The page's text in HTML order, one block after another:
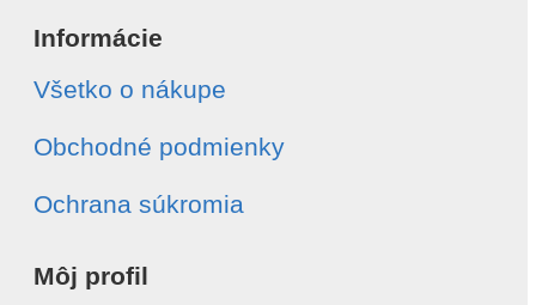
Informácie
Všetko o nákupe
Obchodné podmienky
Ochrana súkromia
Môj profil